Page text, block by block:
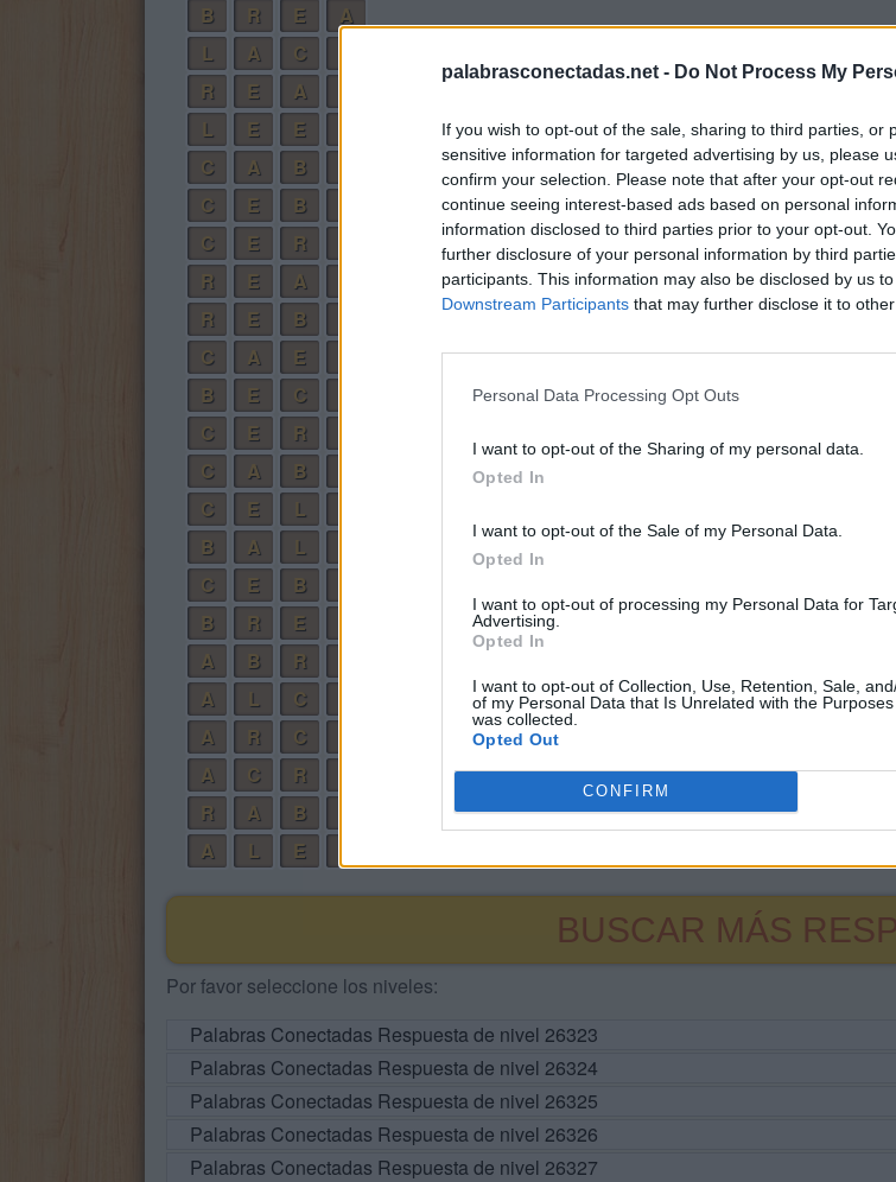
palabrasconectadas.net - Do Not Process My
If you wish to opt-out of the sale, sharing to third parties, or
sensitive information for targeted advertising by us, please
confirm your selection. Please note that after your opt-out
continue seeing interest-based ads based on personal
information disclosed to third parties prior to your opt-out.
further disclosure of your personal information by third
participants. This information may also be disclosed by us
Downstream Participants that may further disclose it to
Personal Data Processing Opt Outs
I want to opt-out of the Sharing of my personal data.
Opted In
I want to opt-out of the Sale of my Personal Data.
Opted In
I want to opt-out of processing my Personal Data for
Advertising.
Opted In
I want to opt-out of Collection, Use, Retention, Sale,
of my Personal Data that Is Unrelated with the
was collected.
Opted Out
CONFIRM
B
R E
A
L
A C
R
E A
L
E E
C
A B
C
E B
C
E R
L
R
E A
E
R
E B
A
C
A E
B
E C
C
E R
C
A B
C
E L
B
A L
C
E B
B
R E
A
B R
A
L C
A
R C
A
C R
R
A B
A
L E
BUSCAR MÁS
Por favor seleccione los niveles:
Palabras Conectadas Respuesta de nivel 26323
Palabras Conectadas Respuesta de nivel 26324
Palabras Conectadas Respuesta de nivel 26325
Palabras Conectadas Respuesta de nivel 26326
Palabras Conectadas Respuesta de nivel 26327